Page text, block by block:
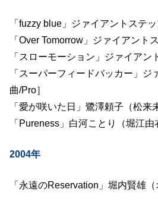
「fuzzy blue」ジァイアントステッ
「Over Tomorrow」ジァイアント
「スローモーション」ジァイアン
「スーパーフィードバッカー」ジ
曲/Pro］
「愛が咲いた日」鷺澤頼子（松来
「Pureness」白河ことり（堀江由
2004年
「永遠のReservation」堀内賢雄（